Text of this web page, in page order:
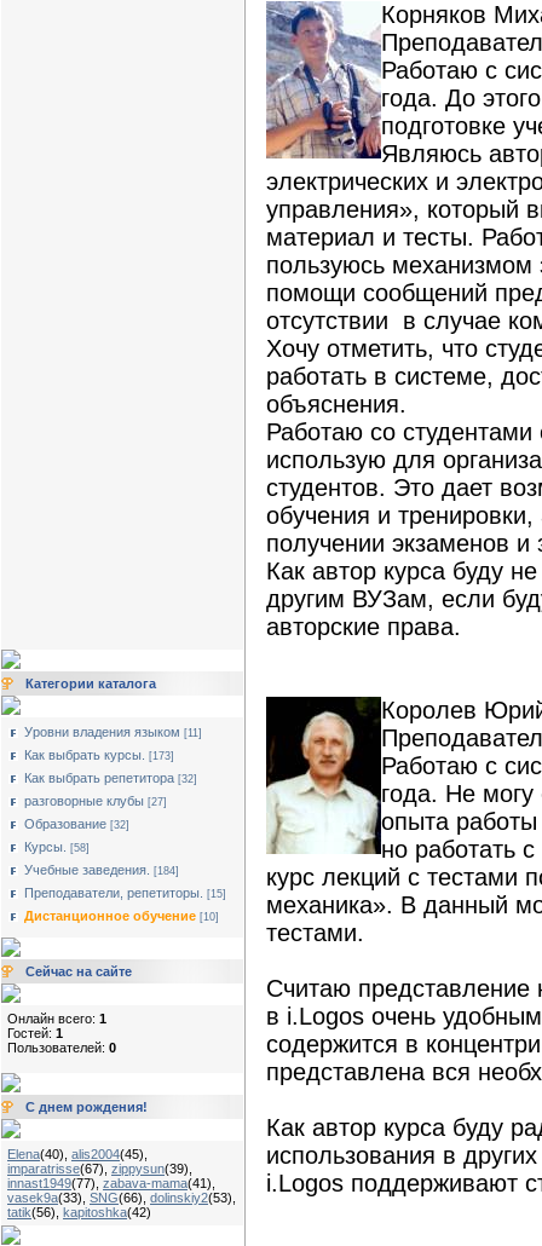
Категории каталога
Уровни владения языком [11]
Как выбрать курсы. [173]
Как выбрать репетитора [32]
разговорные клубы [27]
Образование [32]
Курсы. [58]
Учебные заведения. [184]
Преподаватели, репетиторы. [15]
Дистанционное обучение [10]
Сейчас на сайте
Онлайн всего: 1
Гостей: 1
Пользователей: 0
С днем рождения!
Elena(40) alis2004(45)
imparatrisse(67) zippysun(39)
innast1949(77) zabava-mama(41)
vasek9a(33) SNG(66) dolinskiy2(53)
tatik(56) kapitoshka(42)
Корняков
Работаю с
года. До
подготовке
Являюсь
электрических и
управления», который
материал и тесты.
пользуюсь
помощи сообщений
отсутствии в случае
Хочу отметить, что
работать в системе,
объяснения.
Работаю со
использую для
студентов. Это дает
обучения и
получении экзаменов и
Как автор курса буду
другим ВУЗам, если
авторские права.
Королев
Работаю с
года. Не могу
опыта
но работать
курс лекций с тестами
механика». В данный
тестами.
Считаю представление
в i.Logos очень
содержится в
представлена вся
Как автор курса буду
использования в
i.Logos поддерживают